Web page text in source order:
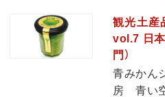
観光土産
vol.7 日
門）
青みか
房 青い